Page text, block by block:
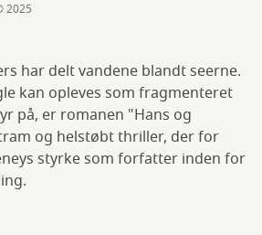
2025
har delt vandene blandt seerne.
kan opleves som fragmenteret
på, er romanen "Hans og
og helstøbt thriller, der for
styrke som forfatter inden for